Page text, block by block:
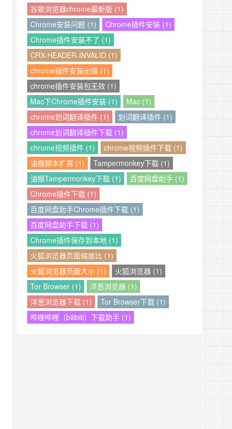
谷歌浏览器chrome最新版 (1)
Chrome安装问题 (1)
Chrome插件安装 (1)
Chrome插件安装不了 (1)
CRX-HEADER-INVALID (1)
chrome插件安装出错 (1)
chrome插件安装包无效 (1)
Mac下Chrome插件安装 (1)
Mac (1)
chrome划词翻译插件 (1)
划词翻译插件 (1)
chrome划词翻译插件下载 (1)
chrome视频插件 (1)
chrome视频插件下载 (1)
油猴脚本扩展 (1)
Tampermonkey下载 (1)
油猴Tampermonkey下载 (1)
百度网盘助手 (1)
Chrome插件下载 (1)
百度网盘助手Chrome插件下载 (1)
百度网盘助手下载 (1)
Chrome插件保存到本地 (1)
火狐浏览器页面缩放比 (1)
火狐浏览器页面大小 (1)
火狐浏览器 (1)
Tor Browser (1)
洋葱浏览器 (1)
洋葱浏览器下载 (1)
Tor Browser下载 (1)
哔哩哔哩（bilibili）下载助手 (1)